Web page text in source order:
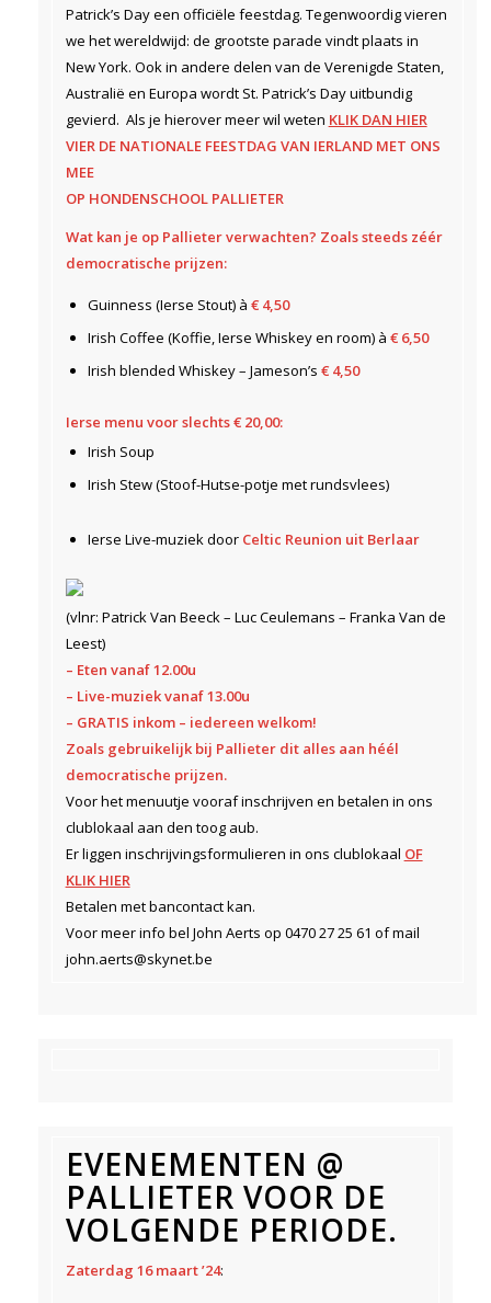
Patrick’s Day een officiële feestdag. Tegenwoordig vieren
we het wereldwijd: de grootste parade vindt plaats in
New York. Ook in andere delen van de Verenigde Staten,
Australië en Europa wordt St. Patrick’s Day uitbundig
gevierd. Als je hierover meer wil weten KLIK DAN HIER
VIER DE NATIONALE FEESTDAG VAN IERLAND MET ONS
MEE
OP HONDENSCHOOL PALLIETER
Wat kan je op Pallieter verwachten? Zoals steeds zéér
democratische prijzen:
Guinness (Ierse Stout) à € 4,50
Irish Coffee (Koffie, Ierse Whiskey en room) à € 6,50
Irish blended Whiskey – Jameson’s € 4,50
Ierse menu voor slechts € 20,00:
Irish Soup
Irish Stew (Stoof-Hutse-potje met rundsvlees)
Ierse Live-muziek door Celtic Reunion uit Berlaar
(vlnr: Patrick Van Beeck – Luc Ceulemans – Franka Van de
Leest)
– Eten vanaf 12.00u
– Live-muziek vanaf 13.00u
– GRATIS inkom – iedereen welkom!
Zoals gebruikelijk bij Pallieter dit alles aan héél
democratische prijzen.
Voor het menuutje vooraf inschrijven en betalen in ons
clublokaal aan den toog aub.
Er liggen inschrijvingsformulieren in ons clublokaal OF
KLIK HIER
Betalen met bancontact kan.
Voor meer info bel John Aerts op 0470 27 25 61 of mail
john.aerts@skynet.be
EVENEMENTEN @
PALLIETER VOOR DE
VOLGENDE PERIODE.
Zaterdag 16 maart ’24: